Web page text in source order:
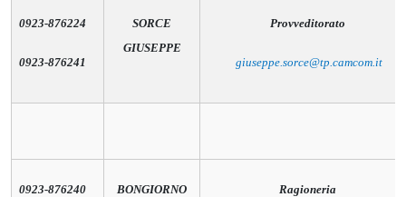
0923-876224
0923-876241
SORCE
GIUSEPPE
Provveditorato
giuseppe.sorce@tp.camcom.it
0923-876240
BONGIORNO
Ragioneria